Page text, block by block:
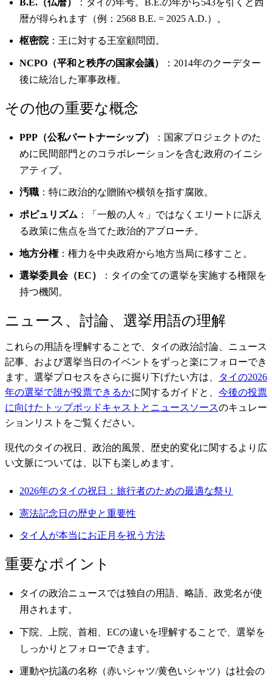
暦が得られます（例：2568 B.E. = 2025 A.D.）。
枢密院：王に対する王室顧問団。
NCPO（平和と秩序の国家会議）
：2014年のクーデター
後に統治した軍事政権。
その他の重要な概念
PPP（公私パートナーシップ）
：国家プロジェクトのた
めに民間部門とのコラボレーションを含む政府のイニシ
アティブ。
汚職 ：特に政治的な贈賄や横領を指す腐敗。
ポピュリズム ：「一般の人々」ではなくエリートに訴え
る政策に焦点を当てた政治的アプローチ。
地方分権：権力を中央政府から地方当局に移すこと。
選挙委員会（EC）
：タイの全ての選挙を実施する権限を
持つ機関。
ニュース、討論、選挙用語の理解
これらの用語を理解することで、タイの政治討論、ニュース
記事、および選挙当日のイベントをずっと楽にフォローでき
ます。選挙プロセスをさらに掘り下げたい方は、
タイの2026
年の選挙で誰が投票できるかに関するガイドと、 今後の投票
に向けたトップポッドキャストとニュースソースのキュレー
ションリストをご覧ください。
現代のタイの祝日、政治的風景、歴史的変化に関するより広
い文脈については、以下も楽しめます。
2026年のタイの祝日：旅行者のための最適な祭り
憲法記念日の歴史と重要性
タイ人が本当にお正月を祝う方法
重要なポイント
タイの政治ニュースでは独自の用語、略語、政党名が使
用されます。
下院、上院、首相、ECの違いを理解することで、選挙を
しっかりとフォローできます。
運動や抗議の名称（赤いシャツ/黄色いシャツ）は社会の